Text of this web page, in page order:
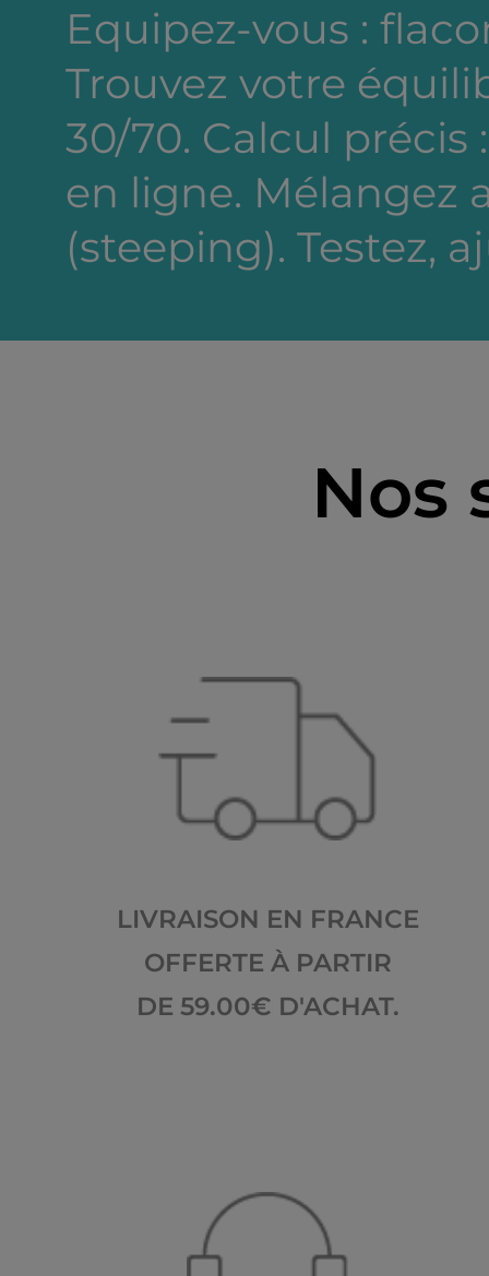
Equipez-vous :
Trouvez votre
30/70. Calcul
en ligne. Mélangez
(steeping). Testez,
Nos
LIVRAISON EN FRANCE
OFFERTE À PARTIR
DE 59.00€ D'ACHAT.